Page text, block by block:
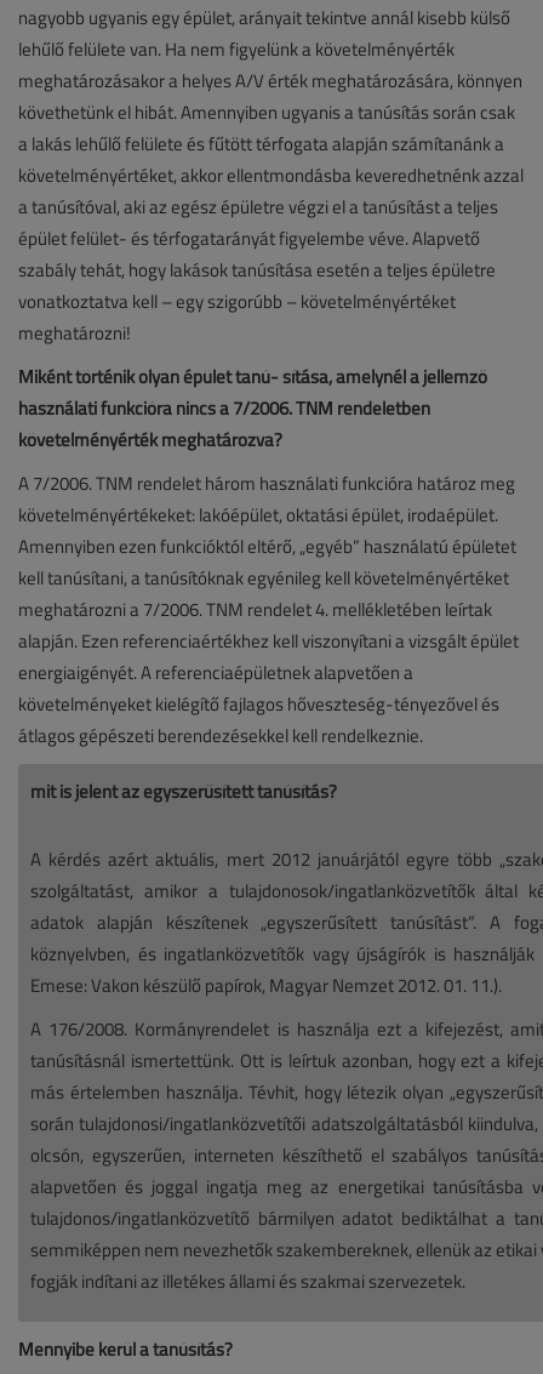
nagyobb ugyanis egy épület, arányait tekintve annál kisebb külső
lehűlő felülete van. Ha nem figyelünk a követelményérték
meghatározásakor a helyes A/V érték meghatározására, könnyen
követhetünk el hibát. Amennyiben ugyanis a tanúsítás során csak
a lakás lehűlő felülete és fűtött térfogata alapján számítanánk a
követelményértéket, akkor ellentmondásba keveredhetnénk azzal
a tanúsítóval, aki az egész épületre végzi el a tanúsítást a teljes
épület felület- és térfogatarányát figyelembe véve. Alapvető
szabály tehát, hogy lakások tanúsítása esetén a teljes épületre
vonatkoztatva kell – egy szigorúbb – követelményértéket
meghatározni!
Miként történik olyan épület tanú- sítása, amelynél a jellemző
használati funkcióra nincs a 7/2006. TNM rendeletben
követelményérték meghatározva?
A 7/2006. TNM rendelet három használati funkcióra határoz meg
követelményértékeket: lakóépület, oktatási épület, irodaépület.
Amennyiben ezen funkcióktól eltérő, „egyéb” használatú épületet
kell tanúsítani, a tanúsítóknak egyénileg kell követelményértéket
meghatározni a 7/2006. TNM rendelet 4. mellékletében leírtak
alapján. Ezen referenciaértékhez kell viszonyítani a vizsgált épület
energiaigényét. A referenciaépületnek alapvetően a
követelményeket kielégítő fajlagos hőveszteség-tényezővel és
átlagos gépészeti berendezésekkel kell rendelkeznie.
mit is jelent az egyszerűsített tanúsítás?
A kérdés azért aktuális, mert 2012 januárjától egyre több
szolgáltatást, amikor a tulajdonosok/ingatlanközvetítők által
adatok alapján készítenek „egyszerűsített tanúsítást”. A
köznyelvben, és ingatlanközvetítők vagy újságírók is
Emese: Vakon készülő papírok, Magyar Nemzet 2012. 01. 11.).
A 176/2008. Kormányrendelet is használja ezt a kifejezést,
tanúsításnál ismertettünk. Ott is leírtuk azonban, hogy ezt a
más értelemben használja. Tévhit, hogy létezik olyan
során tulajdonosi/ingatlanközvetítői adatszolgáltatásból
olcsón, egyszerűen, interneten készíthető el szabályos
alapvetően és joggal ingatja meg az energetikai tanúsításba
tulajdonos/ingatlanközvetítő bármilyen adatot bediktálhat a
semmiképpen nem nevezhetők szakembereknek, ellenük az
fogják indítani az illetékes állami és szakmai szervezetek.
Mennyibe kerül a tanúsítás?